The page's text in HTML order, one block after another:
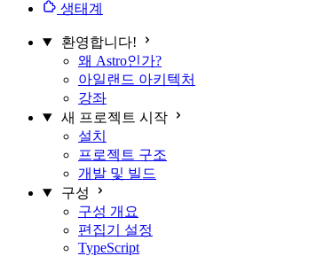
생태계
환영합니다!
왜 Astro인가?
아일랜드 아키텍처
강좌
새 프로젝트 시작
설치
프로젝트 구조
개발 및 빌드
구성
구성 개요
편집기 설정
TypeScript